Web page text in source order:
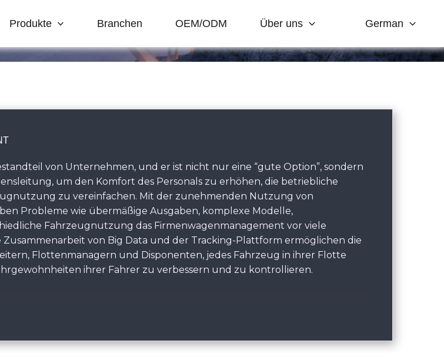
Produkte Branchen OEM/ODM Über uns German
von Unternehmen, und er ist nicht nur eine “gute Option”, sondern
um den Komfort des Personals zu erhöhen, die betriebliche
zu vereinfachen. Mit der zunehmenden Nutzung von
Probleme wie übermäßige Ausgaben, komplexe Modelle,
Fahrzeugnutzung das Firmenwagenmanagement vor viele
von Big Data und der Tracking-Plattform ermöglichen die
Flottenmanagern und Disponenten, jedes Fahrzeug in ihrer Flotte
ihrer Fahrer zu verbessern und zu kontrollieren.